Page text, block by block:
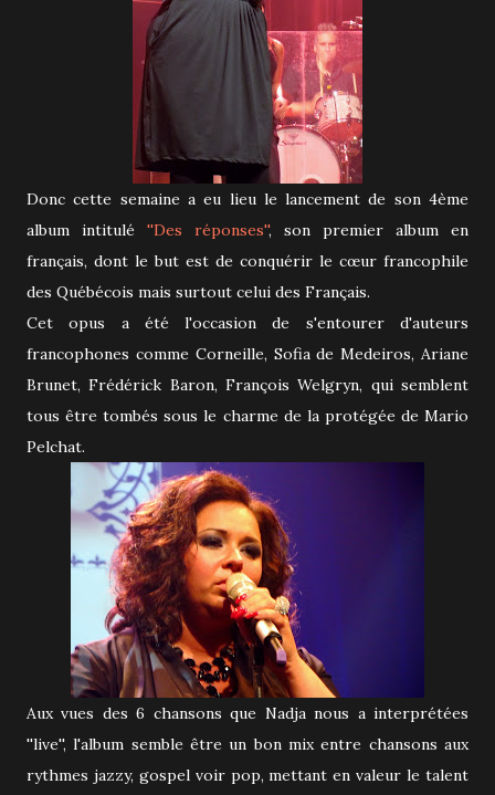
Donc cette semaine a eu lieu le lancement de son 4ème
album intitulé ''Des réponses'', son premier album en
français, dont le but est de conquérir le cœur francophile
des Québécois mais surtout celui des Français.
Cet opus a été l'occasion de s'entourer d'auteurs
francophones comme Corneille, Sofia de Medeiros, Ariane
Brunet, Frédérick Baron, François Welgryn, qui semblent
tous être tombés sous le charme de la protégée de Mario
Pelchat.
Aux vues des 6 chansons que Nadja nous a interprétées
''live'', l'album semble être un bon mix entre chansons aux
rythmes jazzy, gospel voir pop, mettant en valeur le talent